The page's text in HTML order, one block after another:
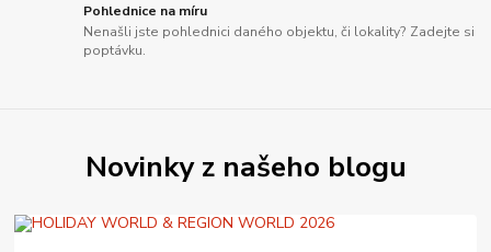
Pohlednice na míru
Nenašli jste pohlednici daného objektu, či lokality? Zadejte si
poptávku.
Novinky z našeho blogu